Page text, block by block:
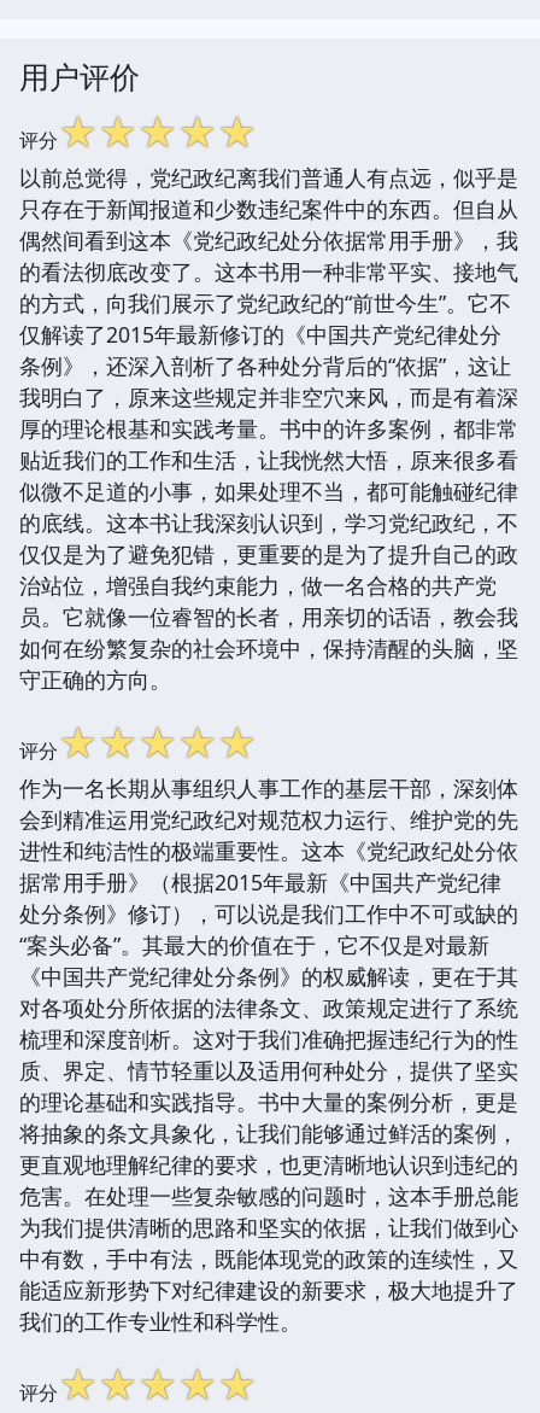
用户评价
评分☆☆☆☆☆
以前总觉得，党纪政纪离我们普通人有点远，似乎是
只存在于新闻报道和少数违纪案件中的东西。但自从
偶然间看到这本《党纪政纪处分依据常用手册》，我
的看法彻底改变了。这本书用一种非常平实、接地气
的方式，向我们展示了党纪政纪的“前世今生”。它不
仅解读了2015年最新修订的《中国共产党纪律处分
条例》，还深入剖析了各种处分背后的“依据”，这让
我明白了，原来这些规定并非空穴来风，而是有着深
厚的理论根基和实践考量。书中的许多案例，都非常
贴近我们的工作和生活，让我恍然大悟，原来很多看
似微不足道的小事，如果处理不当，都可能触碰纪律
的底线。这本书让我深刻认识到，学习党纪政纪，不
仅仅是为了避免犯错，更重要的是为了提升自己的政
治站位，增强自我约束能力，做一名合格的共产党
员。它就像一位睿智的长者，用亲切的话语，教会我
如何在纷繁复杂的社会环境中，保持清醒的头脑，坚
守正确的方向。
评分☆☆☆☆☆
作为一名长期从事组织人事工作的基层干部，深刻体
会到精准运用党纪政纪对规范权力运行、维护党的先
进性和纯洁性的极端重要性。这本《党纪政纪处分依
据常用手册》（根据2015年最新《中国共产党纪律
处分条例》修订），可以说是我们工作中不可或缺的
“案头必备”。其最大的价值在于，它不仅是对最新
《中国共产党纪律处分条例》的权威解读，更在于其
对各项处分所依据的法律条文、政策规定进行了系统
梳理和深度剖析。这对于我们准确把握违纪行为的性
质、界定、情节轻重以及适用何种处分，提供了坚实
的理论基础和实践指导。书中大量的案例分析，更是
将抽象的条文具象化，让我们能够通过鲜活的案例，
更直观地理解纪律的要求，也更清晰地认识到违纪的
危害。在处理一些复杂敏感的问题时，这本手册总能
为我们提供清晰的思路和坚实的依据，让我们做到心
中有数，手中有法，既能体现党的政策的连续性，又
能适应新形势下对纪律建设的新要求，极大地提升了
我们的工作专业性和科学性。
评分☆☆☆☆☆